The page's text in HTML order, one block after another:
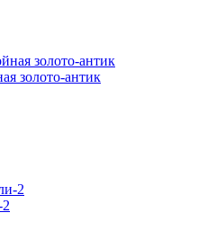
золото-антик
2